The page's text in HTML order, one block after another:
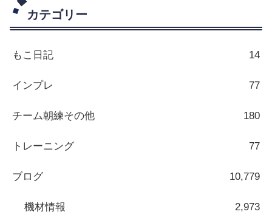
カテゴリー
もこ日記 14
インプレ 77
チーム朝練その他 180
トレーニング 77
ブログ 10,779
機材情報 2,973